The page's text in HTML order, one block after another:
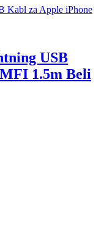
USB
1.5m Beli